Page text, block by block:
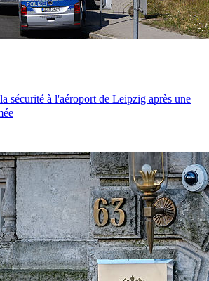
sécurité à l'aéroport de Leipzig après une